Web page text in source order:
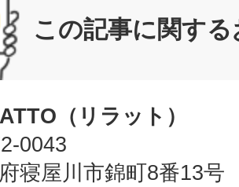
この記事に関す
（リラット）
0043
寝屋川市錦町8番13号